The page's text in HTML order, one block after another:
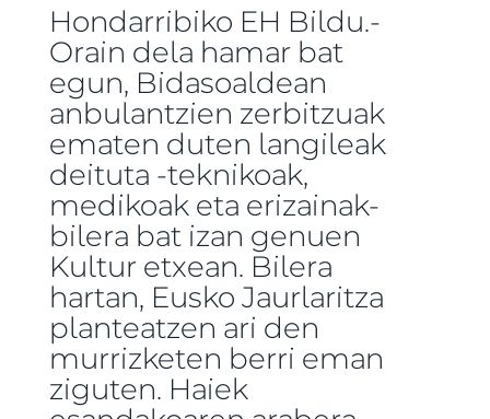
Hondarribiko EH Bildu.-
Orain dela hamar bat
egun, Bidasoaldean
anbulantzien zerbitzuak
ematen duten langileak
deituta -teknikoak,
medikoak eta erizainak-
bilera bat izan genuen
Kultur etxean. Bilera
hartan, Eusko Jaurlaritza
planteatzen ari den
murrizketen berri eman
ziguten. Haiek